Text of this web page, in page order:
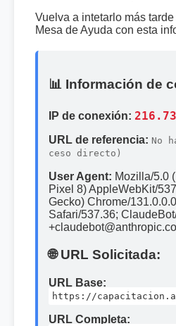
Vuelva a intetarlo más
Mesa de Ayuda con esta
📊 Información de
IP de conexión:
URL de referencia: No
ceso directo)
User Agent: Mozilla/5.0
Pixel 8) AppleWebKit/
Gecko) Chrome/
Safari/537.36;
🌐 URL Solicitada:
URL Base:
https://
URL Completa: